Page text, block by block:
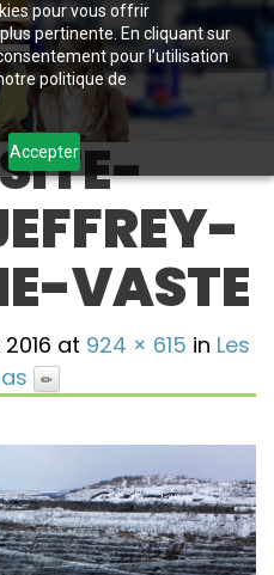
pour vous offrir
pertinente. En cliquant sur
pour l’utilisation
politique de
Accepter
VASTE
at 924 × 615 in Les